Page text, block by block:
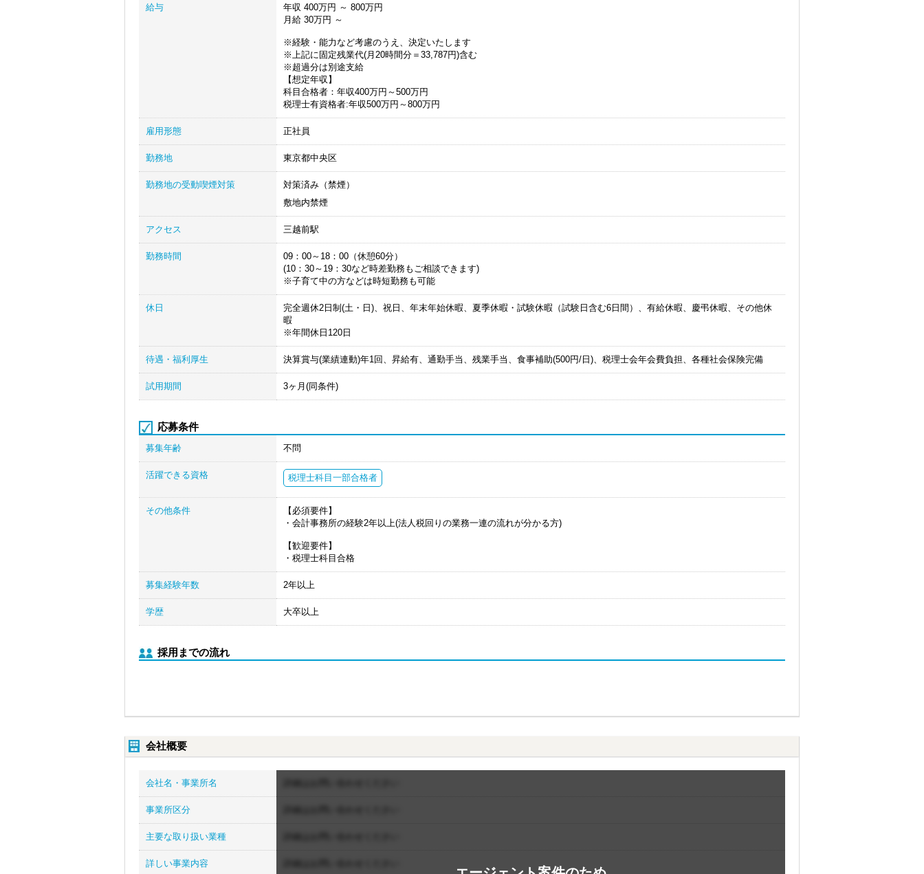
給与 年収 400万円 ～ 800万円
月給 30万円 ～
※経験・能力など考慮のうえ、決定いたします
※上記に固定残業代(月20時間分＝33,787円)含む
※超過分は別途支給
【想定年収】
科目合格者：年収400万円～500万円
税理士有資格者:年収500万円～800万円
雇用形態 正社員
勤務地 東京都中央区
勤務地の受動喫煙対策
対策済み（禁煙）
敷地内禁煙
アクセス 三越前駅
勤務時間
09：00～18：00（休憩60分）
(10：30～19：30など時差勤務もご相談できます)
※子育て中の方などは時短勤務も可能
休日
完全週休2日制(土・日)、祝日、年末年始休暇、夏季休暇・試験休暇（試験日含む6日間）、有給休暇、慶弔休暇、その他休
暇
※年間休日120日
待遇・福利厚生 決算賞与(業績連動)年1回、昇給有、通勤手当、残業手当、食事補助(500円/日)、税理士会年会費負担、各種社会保険完備
試用期間 3ヶ月(同条件)
応募条件
募集年齢 不問
活躍できる資格 税理士科目一部合格者
その他条件
【必須要件】
・会計事務所の経験2年以上(法人税回りの業務一連の流れが分かる方)
【歓迎要件】
・税理士科目合格
募集経験年数 2年以上
学歴 大卒以上
採用までの流れ
会社概要
会社名・事業所名
事業所区分
主要な取り扱い業種
詳しい事業内容